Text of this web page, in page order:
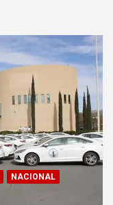
NACIONAL